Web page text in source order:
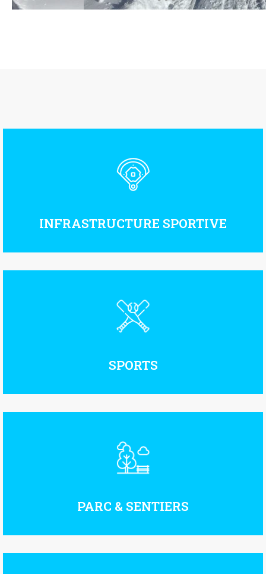
INFRASTRUCTURE SPORTIVE
SPORTS
PARC & SENTIERS